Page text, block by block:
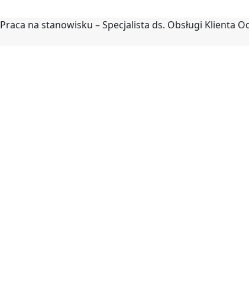
Praca na stanowisku – Specjalista ds. Obsługi Klienta